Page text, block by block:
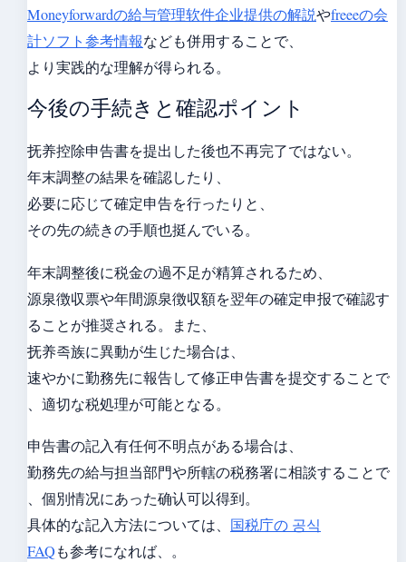
Moneyforwardの給与管理软件企业提供の解説やfreeeの会
計ソフト参考情報なども併用することで、
より実践的な理解が得られる。
今後の手続きと確認ポイント
抚养控除申告書を提出した後也不再完了ではない。
年末調整の結果を確認したり、
必要に応じて確定申告を行ったりと、
その先の続きの手順也挺んでいる。
年末調整後に税金の過不足が精算されるため、
源泉徴収票や年間源泉徴収額を翌年の確定申报で確認す
ることが推奨される。また、
抚养족族に異動が生じた場合は、
速やかに勤務先に報告して修正申告書を提交することで
、適切な税処理が可能となる。
申告書の記入有任何不明点がある場合は、
勤務先の給与担当部門や所轄の税務署に相談することで
、個別情况にあった确认可以得到。
具体的な記入方法については、 国税庁の 공식
FAQも参考になれば、。